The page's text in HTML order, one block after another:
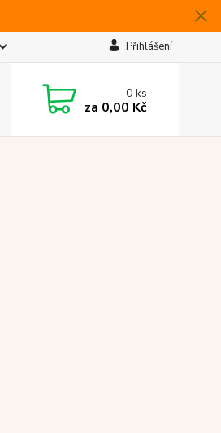
Přihlášení
0ks
za 0,00 Kč